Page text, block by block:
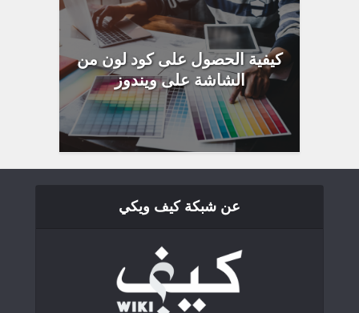
كيفية الحصول على كود لون من
الشاشة على ويندوز
عن شبكة كيف ويكي